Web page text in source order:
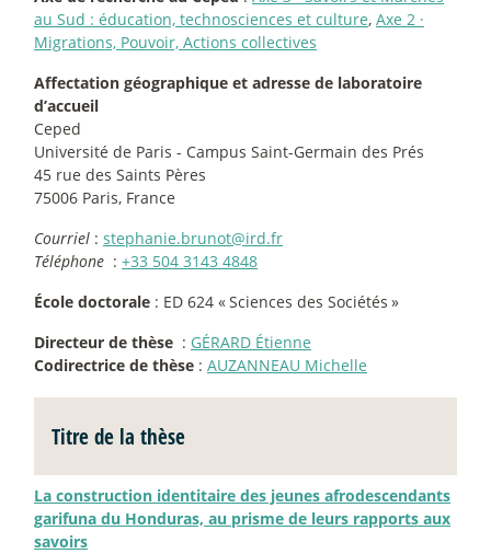
au Sud : éducation, technosciences et culture, Axe 2 ·
Migrations, Pouvoir, Actions collectives
Affectation géographique et adresse de laboratoire
d’accueil
Ceped
Université de Paris - Campus Saint-Germain des Prés
45 rue des Saints Pères
75006 Paris, France
Courriel : stephanie.brunot@ird.fr
Téléphone : +33 504 3143 4848
École doctorale : ED 624 «Sciences des Sociétés »
Directeur de thèse : GÉRARD Étienne
Codirectrice de thèse : AUZANNEAU Michelle
Titre de la thèse
La construction identitaire des jeunes afrodescendants
garifuna du Honduras, au prisme de leurs rapports aux
savoirs